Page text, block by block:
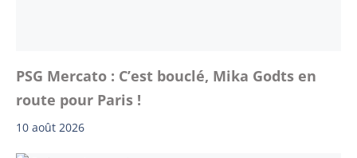
PSG Mercato : C’est bouclé, Mika Godts en
route pour Paris !
10 août 2026